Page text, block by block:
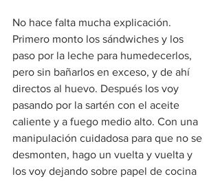
No hace falta mucha explicación.
Primero monto los sándwiches y los
paso por la leche para humedecerlos,
pero sin bañarlos en exceso, y de ahí
directos al huevo. Después los voy
pasando por la sartén con el aceite
caliente y a fuego medio alto. Con una
manipulación cuidadosa para que no se
desmonten, hago un vuelta y vuelta y
los voy dejando sobre papel de cocina